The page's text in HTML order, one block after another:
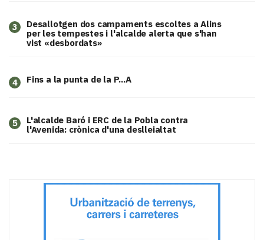
3
​Desallotgen dos campaments escoltes a Alins
per les tempestes i l'alcalde alerta que s'han
vist «desbordats»
4 Fins a la punta de la P...A
5
L'alcalde Baró i ERC de la Pobla contra
l'Avenida: crònica d'una deslleialtat